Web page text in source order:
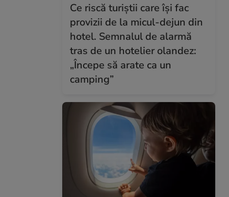
Ce riscă turiștii care își fac
provizii de la micul-dejun din
hotel. Semnalul de alarmă
tras de un hotelier olandez:
„Începe să arate ca un
camping”